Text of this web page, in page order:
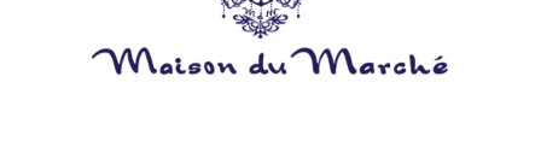
商品カテゴリー/雑貨